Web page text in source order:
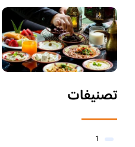
تصنيفات
1